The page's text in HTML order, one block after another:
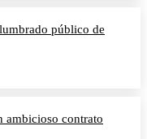
público de
ambicioso contrato